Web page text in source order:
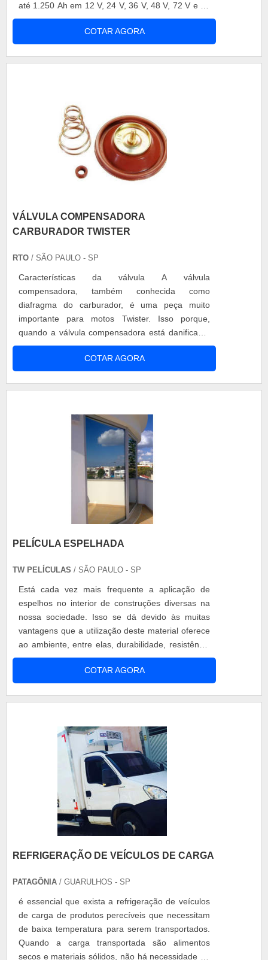
até 1.250 Ah em 12 V, 24 V, 36 V, 48 V, 72 V e 80
V, as baterias disponíveis para o Aluguel de
bateria tracionaria são as melhores do mercado.
Com prazos de entrega flexíveis, reaproveitamos
COTAR AGORA
VÁLVULA COMPENSADORA
CARBURADOR TWISTER
RTO / SÃO PAULO - SP
Características da válvula A válvula
compensadora, também conhecida como
diafragma do carburador, é uma peça muito
importante para motos Twister. Isso porque,
quando a válvula compensadora está danificada,
prejudica o funcionamento dos pistonetes,
ocasionando em perda de força, consumo
excessivo e mau funcionamento da moto.
extremamente importante para....
COTAR AGORA
PELÍCULA ESPELHADA
TW PELÍCULAS / SÃO PAULO - SP
Está cada vez mais frequente a aplicação de
espelhos no interior de construções diversas na
nossa sociedade. Isso se dá devido às muitas
vantagens que a utilização deste material oferece
ao ambiente, entre elas, durabilidade, resistência
e, além de tudo, beleza e modernidade. Por este
motivo os vidros atualmente substituem os muitos
materiais tradicionais na função de separar
COTAR AGORA
REFRIGERAÇÃO DE VEÍCULOS DE CARGA
PATAGÔNIA / GUARULHOS - SP
é essencial que exista a refrigeração de veículos
de carga de produtos perecíveis que necessitam
de baixa temperatura para serem transportados.
Quando a carga transportada são alimentos
secos e materiais sólidos, não há necessidade de